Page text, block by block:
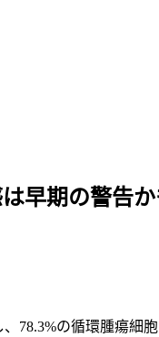
早期の警告
78.3%の循環腫瘍